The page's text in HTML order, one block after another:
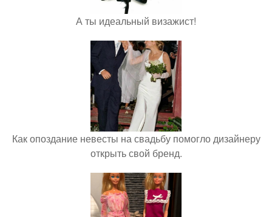
А ты идеальный визажист!
Как опоздание невесты на свадьбу помогло дизайнеру
открыть свой бренд.